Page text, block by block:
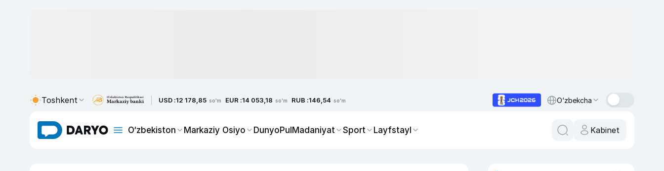
Toshkent USD :12 178,85 so'm EUR :14 053,18 so'm RUB :146,54 so'm O‘zbekcha
O‘zbekiston Markaziy Osiyo DunyoPulMadaniyat Sport Layfstayl Kabinet